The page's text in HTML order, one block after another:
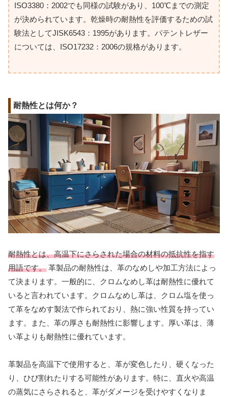
ISO3380：2002でも同様の試験があり、100℃までの測定
が決められています。乾燥時の耐熱性を評価するための試
験法としてJISK6543：1995があります。パテントレザー
については、ISO17232：2006の規格があります。
耐熱性とは何か？
耐熱性とは、高温下にさらされた場合の材料の抵抗性を指す
用語です。 革製品の耐熱性は、革のなめしや加工方法によっ
て決まります。一般的に、クロムなめし革は耐熱性に優れて
いると言われています。クロムなめし革は、クロム塩を使っ
て革をなめす製法で作られており、熱に強い性質を持ってい
ます。また、革の厚さも耐熱性に影響します。厚い革は、薄
い革よりも耐熱性に優れています。
革製品を高温下で使用すると、革が変色したり、硬くなった
り、ひび割れたりする可能性があります。特に、直火や高温
の蒸気にさらされると、革がダメージを受けやすくなりま